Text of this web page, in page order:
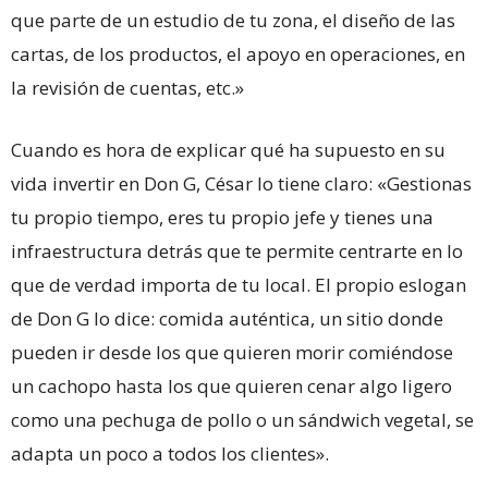
que parte de un estudio de tu zona, el diseño de las
cartas, de los productos, el apoyo en operaciones, en
la revisión de cuentas, etc.»
Cuando es hora de explicar qué ha supuesto en su
vida invertir en Don G, César lo tiene claro: «Gestionas
tu propio tiempo, eres tu propio jefe y tienes una
infraestructura detrás que te permite centrarte en lo
que de verdad importa de tu local. El propio eslogan
de Don G lo dice: comida auténtica, un sitio donde
pueden ir desde los que quieren morir comiéndose
un cachopo hasta los que quieren cenar algo ligero
como una pechuga de pollo o un sándwich vegetal, se
adapta un poco a todos los clientes».